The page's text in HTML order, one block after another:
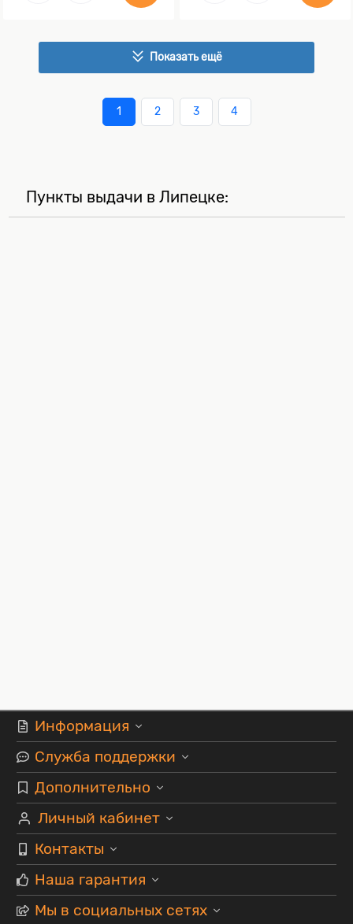
Показать ещё
1 2 3 4
Пункты выдачи в Липецке:
Информация
Служба поддержки
Дополнительно
Личный кабинет
Контакты
Наша гарантия
Мы в социальных сетях